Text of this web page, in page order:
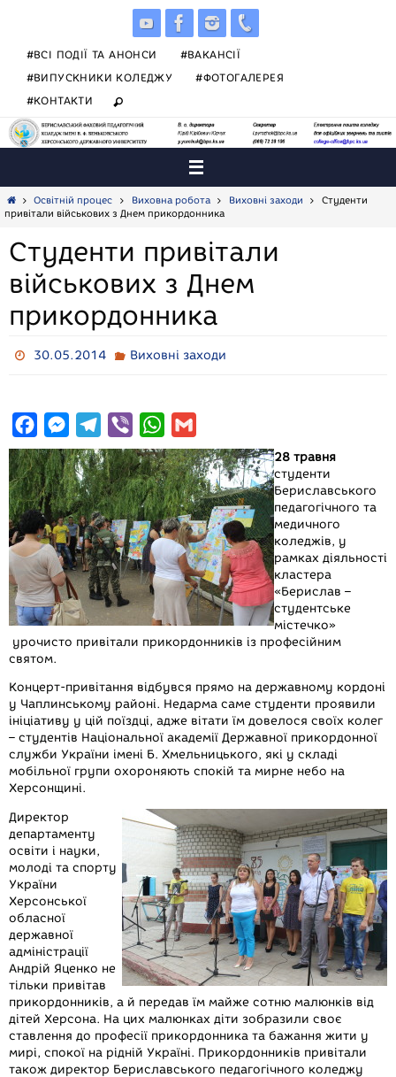
#ВСІ ПОДІЇ ТА АНОНСИ
#ВАКАНСІЇ
#ВИПУСКНИКИ КОЛЕДЖУ
#ФОТОГАЛЕРЕЯ
#КОНТАКТИ
HomeОсвітній процес Виховна робота Виховні заходи
Студенти
привітали військових з Днем прикордонника
Студенти привітали
військових з Днем
прикордонника
30.05.2014 Виховні заходи
a
c
e
b
o
o
k
M
e
s
s
e
n
g
e
r
e
l
e
g
r
a
m
i
b
e
r
W
h
a
t
s
p
m
a
i
l
28 травня
студенти
Бериславського
педагогічного та
медичного
коледжів, у
рамках діяльності
кластера
«Берислав –
студентське
містечко»
урочисто привітали прикордонників із професійним
святом.
Концерт-привітання відбувся прямо на державному кордоні
у Чаплинському районі. Недарма саме студенти проявили
ініціативу у цій поїздці, адже вітати їм довелося своїх колег
– студентів Національної академії Державної прикордонної
служби України імені Б. Хмельницького, які у складі
мобільної групи охороняють спокій та мирне небо на
Херсонщині.
Директор
департаменту
освіти і науки,
молоді та спорту
України
Херсонської
обласної
державної
адміністрації
Андрій Яценко не
тільки привітав
прикордонників, а й передав їм майже сотню малюнків від
дітей Херсона. На цих малюнках діти зобразили своє
ставлення до професії прикордонника та бажання жити у
мирі, спокої на рідній Україні. Прикордонників привітали
також директор Бериславського педагогічного коледжу